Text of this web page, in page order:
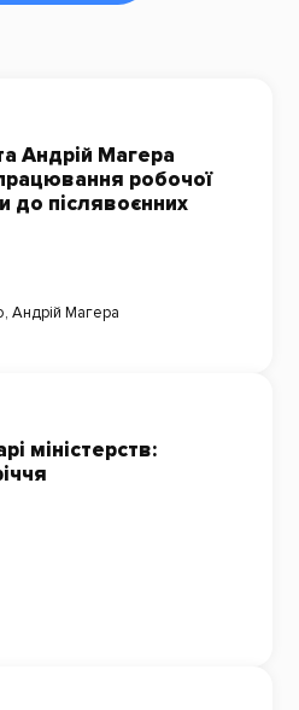
Андрій Магера
робочої
до післявоєнних
, Андрій Магера
міністерств: